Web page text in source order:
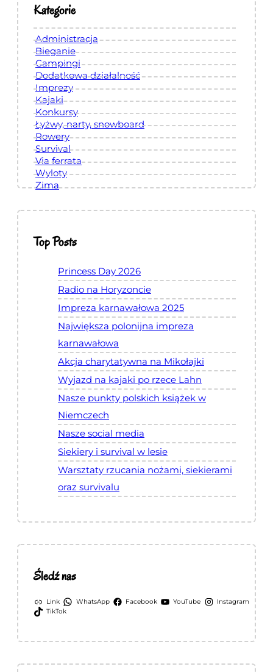
Z
u
z
e
n
h
u
s
n
c
h
Kategorie
Administracja
Bieganie
Campingi
Dodatkowa działalność
Imprezy
Kajaki
Konkursy
Łyżwy, narty, snowboard
Rowery
Survival
Via ferrata
Wyloty
Zima
Top Posts
Princess Day 2026
Radio na Horyzoncie
Impreza karnawałowa 2025
Największa polonijna impreza
karnawałowa
Akcja charytatywna na Mikołajki
Wyjazd na kajaki po rzece Lahn
Nasze punkty polskich książek w
Niemczech
Nasze social media
Siekiery i survival w lesie
Warsztaty rzucania nożami, siekierami
oraz survivalu
Śledź nas
Link WhatsApp Facebook YouTube
Instagram
TikTok